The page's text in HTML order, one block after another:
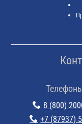
8 (800)
+7 (87937)